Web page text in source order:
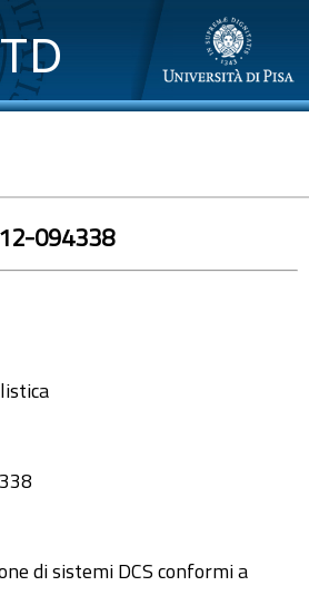
094338
di sistemi DCS conformi a